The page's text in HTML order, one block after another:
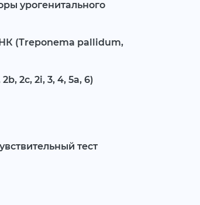
урогенитального
(Treponema pallidum,
2c, 2i, 3, 4, 5a, 6)
тест